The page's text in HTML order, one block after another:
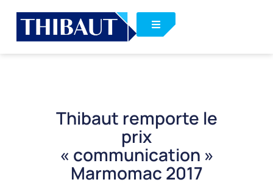
Thibaut remporte le
prix
« communication »
Marmomac 2017